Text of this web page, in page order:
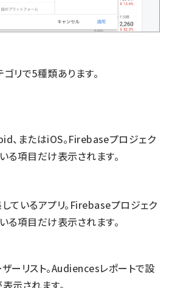
リで5種類あります。
、またはiOS。Firebaseプロジェク
る項目だけ表示されます。
ているアプリ。Firebaseプロジェク
る項目だけ表示されます。
ーリスト。Audiencesレポートで設
示されます。